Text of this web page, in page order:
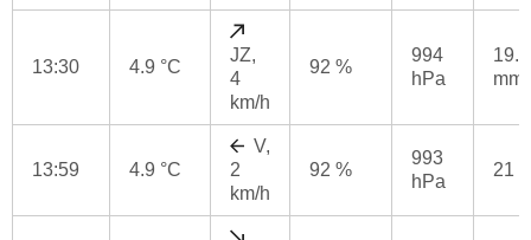
13:30 4.9 °C
JZ,
4
km/h
92 %
994
hPa
19.2
mm
13:59 4.9 °C
V,
2
km/h
92 %
993
hPa
21